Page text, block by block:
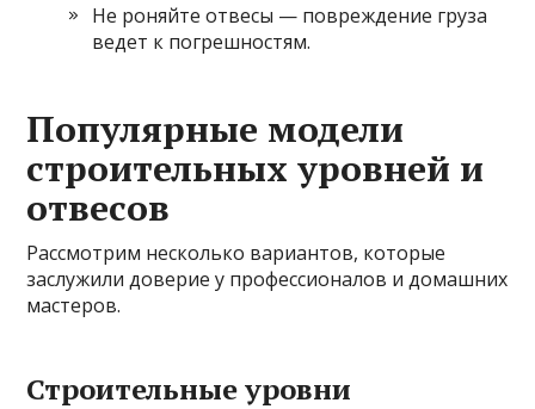
Не роняйте отвесы — повреждение груза
ведет к погрешностям.
Популярные модели
строительных уровней и
отвесов
Рассмотрим несколько вариантов, которые
заслужили доверие у профессионалов и домашних
мастеров.
Строительные уровни